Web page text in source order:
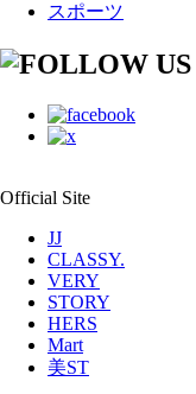
スポーツ
Official Site
JJ
CLASSY.
VERY
STORY
HERS
Mart
美ST